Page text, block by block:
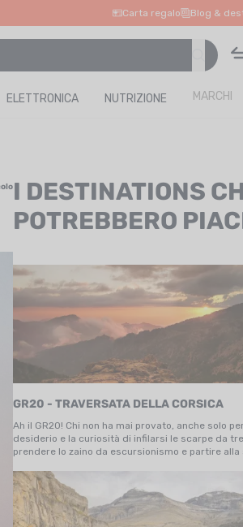
Carta regalo Blog &
ELETTRONICA NUTRIZIONE MARCHI
I DESTINATIONS
POTREBBERO
GR20 - TRAVERSATA DELLA CORSICA
Ah il GR20! Chi non ha mai provato, anche solo
desiderio e la curiosità di infilarsi le scarpe da
prendere lo zaino da escursionismo e partire
questo mitico sentiero di Grande Randonnée?
lancerà presto nell’avventura, sei nel posto…